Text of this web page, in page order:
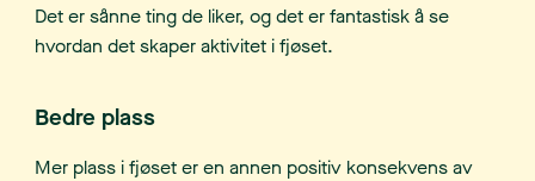
Det er sånne ting de liker, og det er fantastisk å se
hvordan det skaper aktivitet i fjøset.
Bedre plass
Mer plass i fjøset er en annen positiv konsekvens av